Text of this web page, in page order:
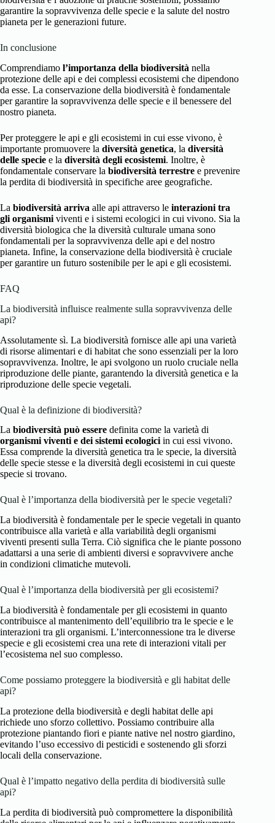
garantire la sopravvivenza delle specie e la salute del nostro
pianeta per le generazioni future.
In conclusione
Comprendiamo l’importanza della biodiversità nella
protezione delle api e dei complessi ecosistemi che dipendono
da esse. La conservazione della biodiversità è fondamentale
per garantire la sopravvivenza delle specie e il benessere del
nostro pianeta.
Per proteggere le api e gli ecosistemi in cui esse vivono, è
importante promuovere la diversità genetica, la diversità
delle specie e la diversità degli ecosistemi. Inoltre, è
fondamentale conservare la biodiversità terrestre e prevenire
la perdita di biodiversità in specifiche aree geografiche.
La biodiversità arriva alle api attraverso le interazioni tra
gli organismi viventi e i sistemi ecologici in cui vivono. Sia la
diversità biologica che la diversità culturale umana sono
fondamentali per la sopravvivenza delle api e del nostro
pianeta. Infine, la conservazione della biodiversità è cruciale
per garantire un futuro sostenibile per le api e gli ecosistemi.
FAQ
La biodiversità influisce realmente sulla sopravvivenza delle
api?
Assolutamente sì. La biodiversità fornisce alle api una varietà
di risorse alimentari e di habitat che sono essenziali per la loro
sopravvivenza. Inoltre, le api svolgono un ruolo cruciale nella
riproduzione delle piante, garantendo la diversità genetica e la
riproduzione delle specie vegetali.
Qual è la definizione di biodiversità?
La biodiversità può essere definita come la varietà di
organismi viventi e dei sistemi ecologiciin cui essi vivono.
Essa comprende la diversità genetica tra le specie, la diversità
delle specie stesse e la diversità degli ecosistemi in cui queste
specie si trovano.
Qual è l’importanza della biodiversità per le specie vegetali?
La biodiversità è fondamentale per le specie vegetali in quanto
contribuisce alla varietà e alla variabilità degli organismi
viventi presenti sulla Terra. Ciò significa che le piante possono
adattarsi a una serie di ambienti diversi e sopravvivere anche
in condizioni climatiche mutevoli.
Qual è l’importanza della biodiversità per gli ecosistemi?
La biodiversità è fondamentale per gli ecosistemi in quanto
contribuisce al mantenimento dell’equilibrio tra le specie e le
interazioni tra gli organismi. L’interconnessione tra le diverse
specie e gli ecosistemi crea una rete di interazioni vitali per
l’ecosistema nel suo complesso.
Come possiamo proteggere la biodiversità e gli habitat delle
api?
La protezione della biodiversità e degli habitat delle api
richiede uno sforzo collettivo. Possiamo contribuire alla
protezione piantando fiori e piante native nel nostro giardino,
evitando l’uso eccessivo di pesticidi e sostenendo gli sforzi
locali della conservazione.
Qual è l’impatto negativo della perdita di biodiversità sulle
api?
La perdita di biodiversità può compromettere la disponibilità